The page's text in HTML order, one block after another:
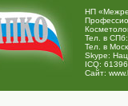
НП
Тел. в
Тел. в
Skype:
ICQ:
Сайт: